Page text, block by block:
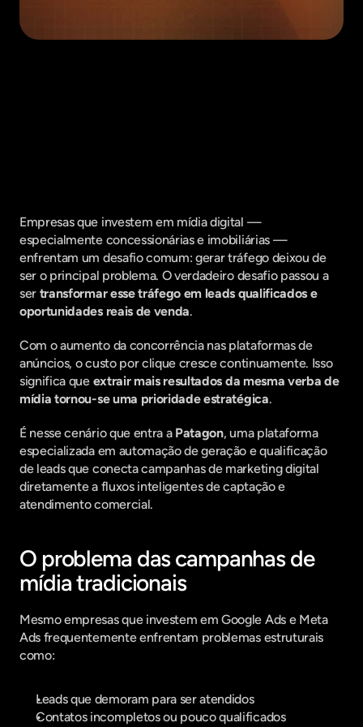
Empresas que investem em mídia digital —
especialmente concessionárias e imobiliárias —
enfrentam um desafio comum: gerar tráfego deixou de
ser o principal problema. O verdadeiro desafio passou a
ser transformar esse tráfego em leads qualificados e
oportunidades reais de venda.
Com o aumento da concorrência nas plataformas de
anúncios, o custo por clique cresce continuamente. Isso
significa que extrair mais resultados da mesma verba de
mídia tornou-se uma prioridade estratégica.
É nesse cenário que entra a Patagon, uma plataforma
especializada em automação de geração e qualificação
de leads que conecta campanhas de marketing digital
diretamente a fluxos inteligentes de captação e
atendimento comercial.
O problema das campanhas de
mídia tradicionais
Mesmo empresas que investem em Google Ads e Meta
Ads frequentemente enfrentam problemas estruturais
como:
Leads que demoram para ser atendidos
Contatos incompletos ou pouco qualificados